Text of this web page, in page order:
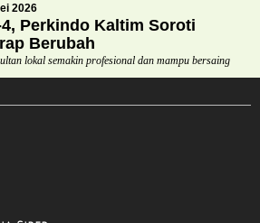
2026
Perkindo Kaltim Soroti
Berubah
lokal semakin profesional dan mampu bersaing